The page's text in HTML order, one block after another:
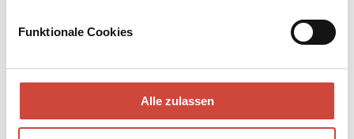
Funktionale Cookies
Alle zulassen
Everyone who lives there has seen her, but barely anyone knows
who she really is: a millionaire, and the first-hand witness of
Novel, Contemporary Literature
272 pages
2026